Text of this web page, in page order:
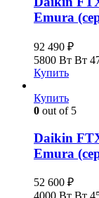
Emura
92 490 ₽
5800 Вт Вт
Купить
Купить
0 out of 5
Daikin
Emura
52 600 ₽